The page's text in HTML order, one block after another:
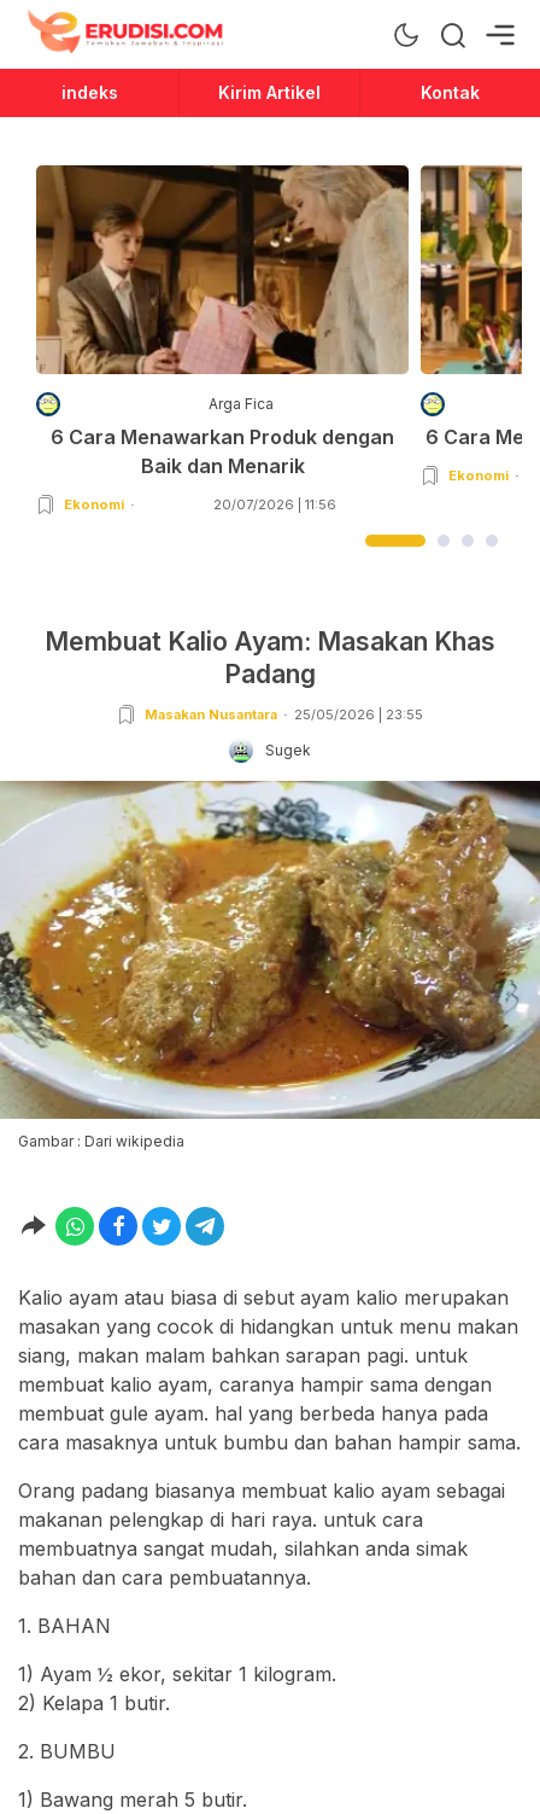
Erudisi
Temukan Jawaban dan Inspirasi
indeks Kirim Artikel Kontak
Arga Fica
6 Cara Menawarkan Produk dengan
Baik dan Menarik
Ekonomi 20/07/2026 | 11:56
6 Cara
Ekonomi
Membuat Kalio Ayam: Masakan Khas
Padang
Masakan Nusantara 25/05/2026 | 23:55
Sugek
Gambar : Dari wikipedia
Kalio ayam atau biasa di sebut ayam kalio merupakan
masakan yang cocok di hidangkan untuk menu makan
siang, makan malam bahkan sarapan pagi. untuk
membuat kalio ayam, caranya hampir sama dengan
membuat gule ayam. hal yang berbeda hanya pada
cara masaknya untuk bumbu dan bahan hampir sama.
Orang padang biasanya membuat kalio ayam sebagai
makanan pelengkap di hari raya. untuk cara
membuatnya sangat mudah, silahkan anda simak
bahan dan cara pembuatannya.
1. BAHAN
1) Ayam ½ ekor, sekitar 1 kilogram.
2) Kelapa 1 butir.
2. BUMBU
1) Bawang merah 5 butir.